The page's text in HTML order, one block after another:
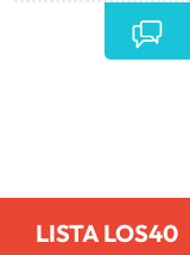
LISTA LOS40